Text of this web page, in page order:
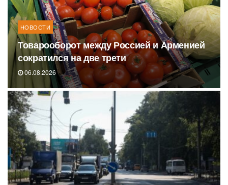
НОВОСТИ
Товарооборот между Россией и Арменией
сократился на две трети
06.08.2026